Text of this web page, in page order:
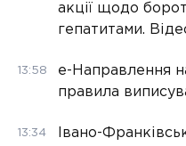
акції щодо
гепатитами.
13:58
е-Направлення
правила
13:34
Івано-